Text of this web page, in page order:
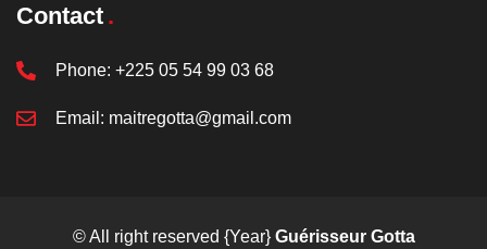
Contact
Phone: +225 05 54 99 03 68
Email: maitregotta@gmail.com
© All right reserved {Year} Guérisseur Gotta